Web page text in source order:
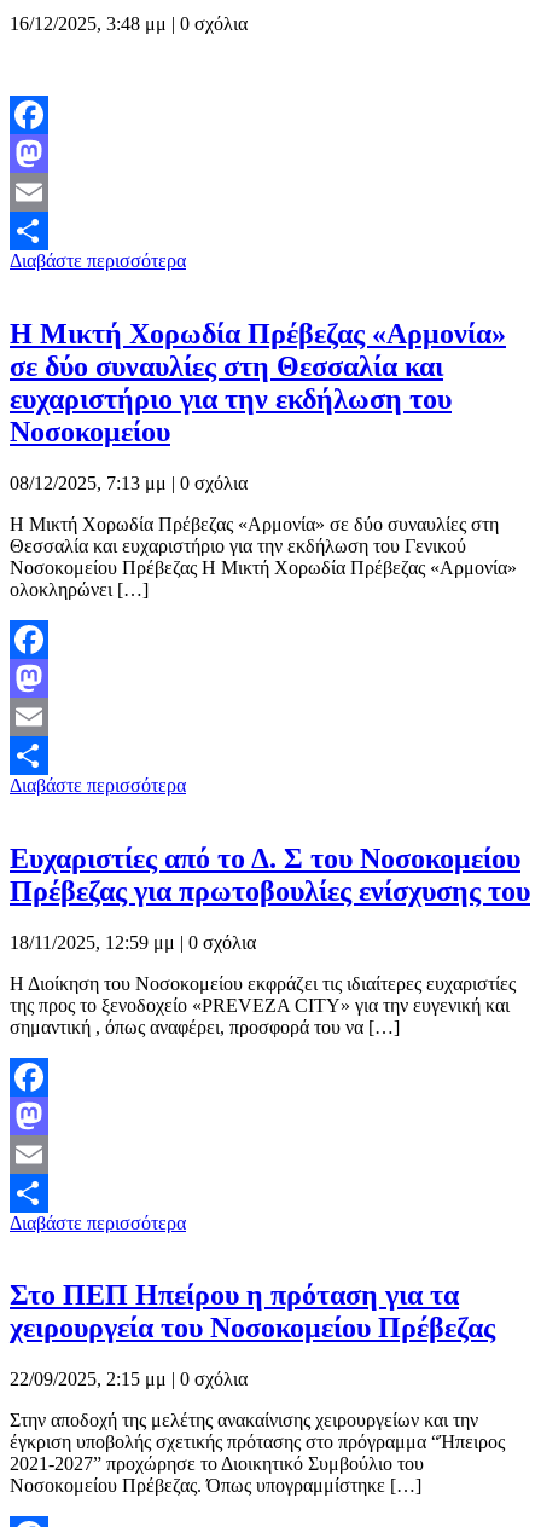
16/12/2025, 3:48 μμ | 0 σχόλια
Facebook
Mastodon
Email
Μοιραστείτε
Διαβάστε περισσότερα
Η Μικτή Χορωδία Πρέβεζας «Αρμονία»
σε δύο συναυλίες στη Θεσσαλία και
ευχαριστήριο για την εκδήλωση του
Νοσοκομείου
08/12/2025, 7:13 μμ | 0 σχόλια
Η Μικτή Χορωδία Πρέβεζας «Αρμονία» σε δύο συναυλίες στη
Θεσσαλία και ευχαριστήριο για την εκδήλωση του Γενικού
Νοσοκομείου Πρέβεζας Η Μικτή Χορωδία Πρέβεζας «Αρμονία»
ολοκληρώνει […]
Facebook
Mastodon
Email
Μοιραστείτε
Διαβάστε περισσότερα
Ευχαριστίες από το Δ. Σ του Νοσοκομείου
Πρέβεζας για πρωτοβουλίες ενίσχυσης του
18/11/2025, 12:59 μμ | 0 σχόλια
Η Διοίκηση του Νοσοκομείου εκφράζει τις ιδιαίτερες ευχαριστίες
της προς το ξενοδοχείο «PREVEZA CITY» για την ευγενική και
σημαντική , όπως αναφέρει, προσφορά του να […]
Facebook
Mastodon
Email
Μοιραστείτε
Διαβάστε περισσότερα
Στο ΠΕΠ Ηπείρου η πρόταση για τα
χειρουργεία του Νοσοκομείου Πρέβεζας
22/09/2025, 2:15 μμ | 0 σχόλια
Στην αποδοχή της μελέτης ανακαίνισης χειρουργείων και την
έγκριση υποβολής σχετικής πρότασης στο πρόγραμμα “Ήπειρος
2021-2027” προχώρησε το Διοικητικό Συμβούλιο του
Νοσοκομείου Πρέβεζας. Όπως υπογραμμίστηκε […]